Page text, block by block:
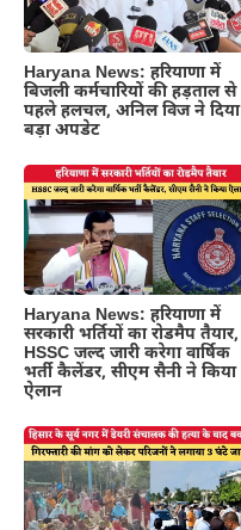
Haryana News: हरियाणा में
बिजली कर्मचारियों की हड़ताल से
पहले हलचल, अनिल विज ने दिया
बड़ा अपडेट
Haryana News: हरियाणा में
सरकारी भर्तियों का रोडमैप तैयार,
HSSC जल्द जारी करेगा वार्षिक
भर्ती कैलेंडर, सीएम सैनी ने किया
ऐलान